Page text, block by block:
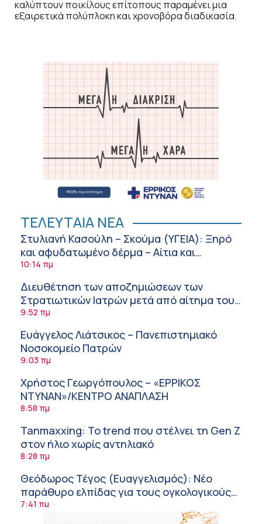
καλύπτουν ποικίλους επίτοπους παραμένει μια
εξαιρετικά πολύπλοκη και χρονοβόρα διαδικασία.
ΤΕΛΕΥΤΑΙΑ ΝΕΑ
Στυλιανή Κασούλη – Σκούμα (ΥΓΕΙΑ): Ξηρό
και αφυδατωμένο δέρμα – Αίτια και
αντιμετώπιση
10:14 πμ
Διευθέτηση των αποζημιώσεων των
Στρατιωτικών Ιατρών μετά από αίτημα του
ΙΣΑ
9:52 πμ
Ευάγγελος Λιάτσικος – Πανεπιστημιακό
Νοσοκομείο Πατρών
9:03 πμ
Χρήστος Γεωργόπουλος – «ΕΡΡΙΚΟΣ
ΝΤΥΝΑΝ»/ΚΕΝΤΡΟ ΑΝΑΠΛΑΣΗ
8:58 πμ
Tanmaxxing: To trend που στέλνει τη Gen Z
στον ήλιο χωρίς αντηλιακό
8:28 πμ
Θεόδωρος Τέγος (Ευαγγελισμός): Νέο
παράθυρο ελπίδας για τους ογκολογικούς
ασθενείς μέσω κλινικών δοκιμών
7:41 πμ